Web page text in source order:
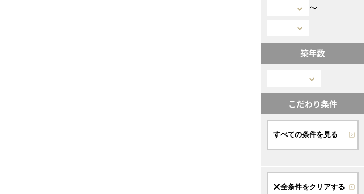
〜
築年数
こだわり条件
すべての条件を見る
全条件をクリアする